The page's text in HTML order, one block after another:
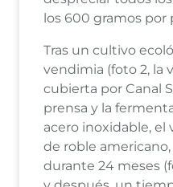
los 600 gramos por
Tras un cultivo
vendimia (foto 2, la
cubierta por Canal
prensa y la
acero inoxidable, el
de roble
durante 24 meses